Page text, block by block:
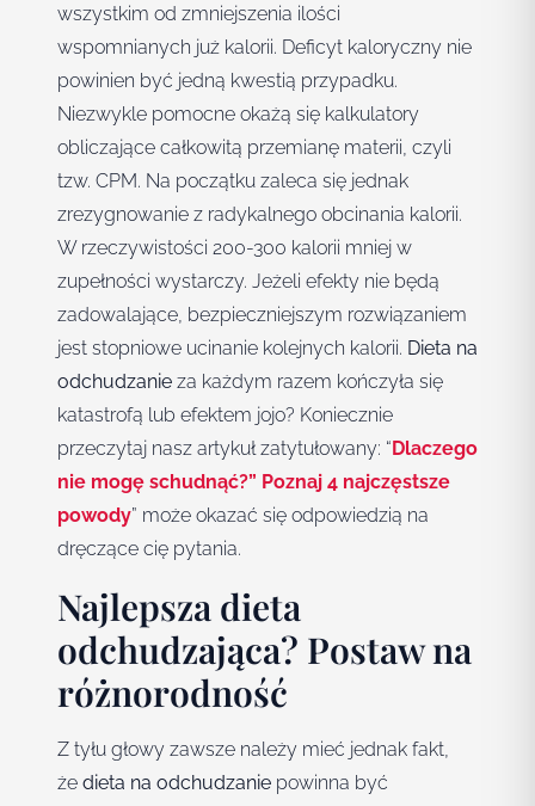
wszystkim od zmniejszenia ilości
wspomnianych już kalorii. Deficyt kaloryczny nie
powinien być jedną kwestią przypadku.
Niezwykle pomocne okażą się kalkulatory
obliczające całkowitą przemianę materii, czyli
tzw. CPM. Na początku zaleca się jednak
zrezygnowanie z radykalnego obcinania kalorii.
W rzeczywistości 200-300 kalorii mniej w
zupełności wystarczy. Jeżeli efekty nie będą
zadowalające, bezpieczniejszym rozwiązaniem
jest stopniowe ucinanie kolejnych kalorii. Dieta na
odchudzanie za każdym razem kończyła się
katastrofą lub efektem jojo? Koniecznie
przeczytaj nasz artykuł zatytułowany: “Dlaczego
nie mogę schudnąć?” Poznaj 4 najczęstsze
powody” może okazać się odpowiedzią na
dręczące cię pytania.
Najlepsza dieta
odchudzająca? Postaw na
różnorodność
Z tyłu głowy zawsze należy mieć jednak fakt,
że dieta na odchudzanie powinna być